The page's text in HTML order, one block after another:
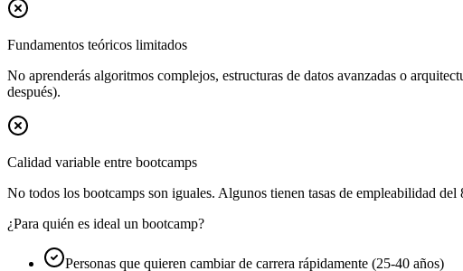
Fundamentos teóricos limitados
No aprenderás algoritmos complejos, estructuras de datos avanzadas o
después).
Calidad variable entre bootcamps
No todos los bootcamps son iguales. Algunos tienen tasas de empleabilidad
¿Para quién es ideal un bootcamp?
Personas que quieren cambiar de carrera rápidamente (25-40 años)